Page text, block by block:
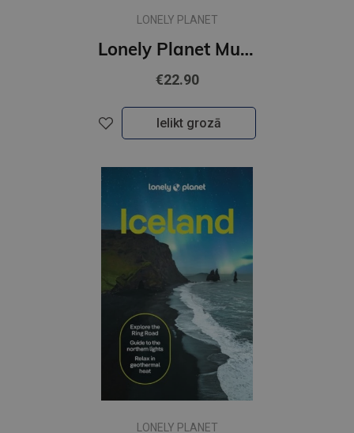
LONELY PLANET
Lonely Planet Munich, Bavaria & the Black Forest
€22.90
Ielikt grozā
LONELY PLANET